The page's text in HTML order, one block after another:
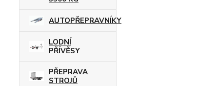
AUTOPŘEPRAVNÍKY
LODNÍ
PŘÍVĚSY
PŘEPRAVA
STROJŮ